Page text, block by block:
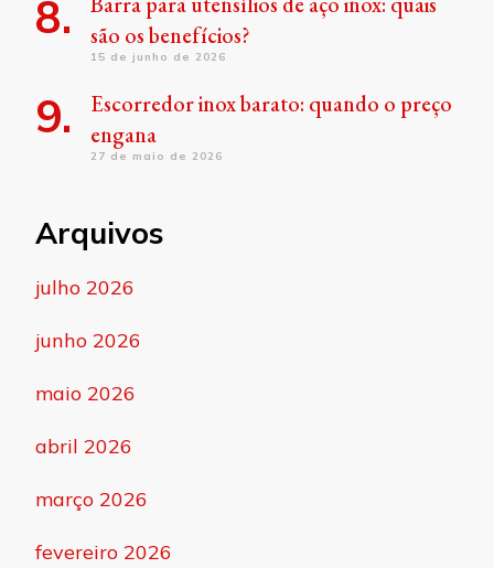
são os benefícios?
15 de junho de 2026
Escorredor inox barato: quando o preço
engana
27 de maio de 2026
Arquivos
julho 2026
junho 2026
maio 2026
abril 2026
março 2026
fevereiro 2026